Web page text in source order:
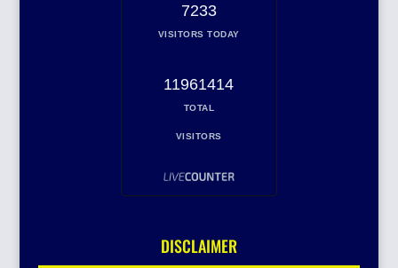
7233
VISITORS TODAY
11961414
TOTAL
VISITORS
DISCLAIMER